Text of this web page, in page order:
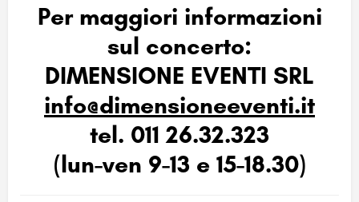
Per maggiori informazioni
sul concerto:
DIMENSIONE EVENTI SRL
info@dimensioneeventi.it
tel. 011 26.32.323
(lun-ven 9-13 e 15-18.30)